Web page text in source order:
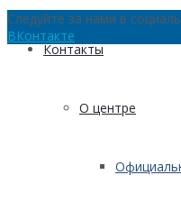
Контакты
О центре
Следуйте за нами в
ВКонтакте